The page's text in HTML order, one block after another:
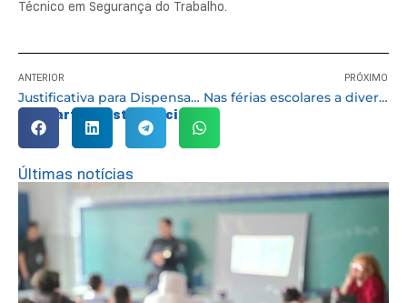
Técnico em Segurança do Trabalho.
ANTERIOR
Justificativa para Dispensa de Chamamento Público para escolha de Organização da Sociedade Civil para execução do S.C.F.V
PRÓXIMO
Nas férias escolares a diversão está garantida todos os dias com cinema gratuito na biblioteca
Compartilhe esta notícia:
Últimas notícias